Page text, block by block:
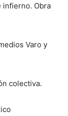
infierno. Obra
Varo y
colectiva.